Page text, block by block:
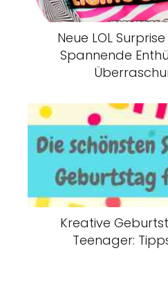
Neue LOL
Spannende
Kreative
Teenager: